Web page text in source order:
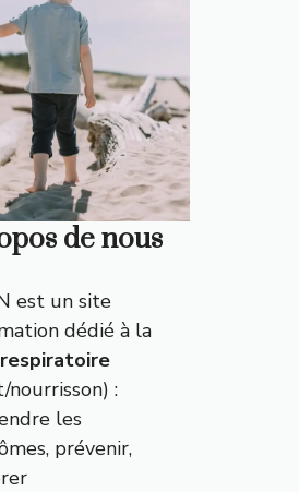
de nous
est un site
dédié à la
nourrisson) :
les
prévenir,